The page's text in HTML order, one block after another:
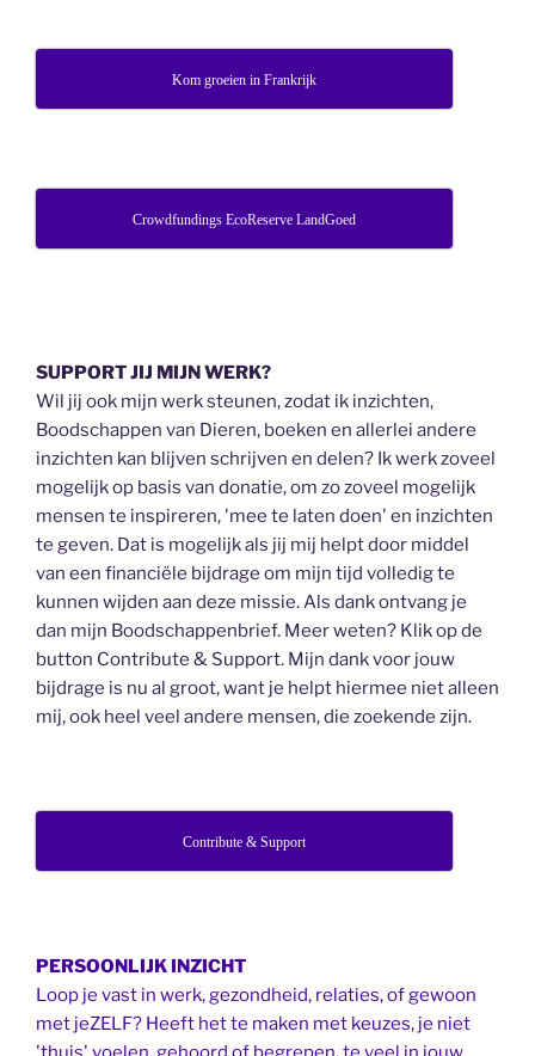
Kom groeien in Frankrijk
Crowdfundings EcoReserve LandGoed
SUPPORT JIJ MIJN WERK?
Wil jij ook mijn werk steunen, zodat ik inzichten,
Boodschappen van Dieren, boeken en allerlei andere
inzichten kan blijven schrijven en delen? Ik werk zoveel
mogelijk op basis van donatie, om zo zoveel mogelijk
mensen te inspireren, 'mee te laten doen' en inzichten
te geven. Dat is mogelijk als jij mij helpt door middel
van een financiële bijdrage om mijn tijd volledig te
kunnen wijden aan deze missie. Als dank ontvang je
dan mijn Boodschappenbrief. Meer weten? Klik op de
button Contribute & Support. Mijn dank voor jouw
bijdrage is nu al groot, want je helpt hiermee niet alleen
mij, ook heel veel andere mensen, die zoekende zijn.
Contribute & Support
PERSOONLIJK INZICHT
Loop je vast in werk, gezondheid, relaties, of gewoon
met jeZELF? Heeft het te maken met keuzes, je niet